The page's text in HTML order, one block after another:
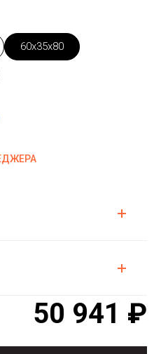
60x35x80
50 941 ₽